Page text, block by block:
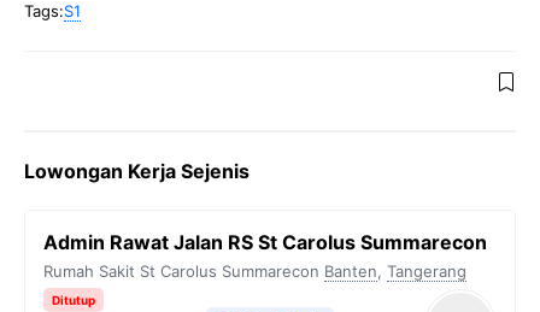
Tags:S1
Lowongan Kerja Sejenis
Admin Rawat Jalan RS St Carolus Summarecon
Rumah Sakit St Carolus Summarecon Banten, Tangerang
Ditutup